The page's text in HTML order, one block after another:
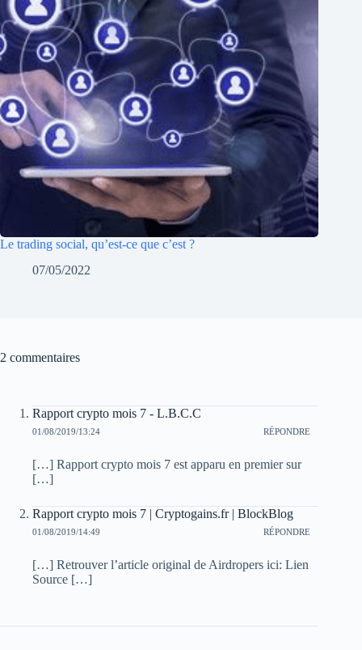
Le trading social, qu’est-ce que c’est ?
07/05/2022
2 commentaires
Rapport crypto mois 7 - L.B.C.C
01/08/2019/13:24 RÉPONDRE
[…] Rapport crypto mois 7 est apparu en premier sur
[…]
Rapport crypto mois 7 | Cryptogains.fr | BlockBlog
01/08/2019/14:49 RÉPONDRE
[…] Retrouver l’article original de Airdropers ici: Lien
Source […]